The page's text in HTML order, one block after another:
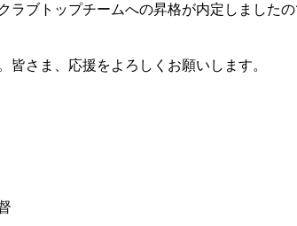
ラブトップチームへの昇格が内定しました
さま、応援をよろしくお願いします。